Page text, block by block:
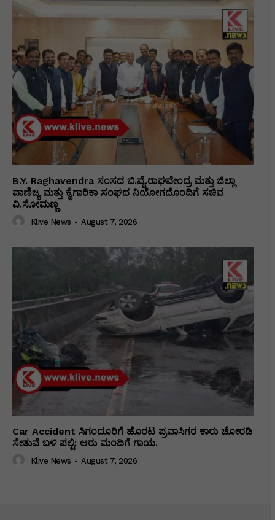
B.Y. Raghavendra ಸಂಸದ ಬಿ.ವೈ.ರಾಘವೇಂದ್ರ ಮತ್ತು ಜಿಲ್ಲಾ
ವಾಣಿಜ್ಯ ಮತ್ತು ಕೈಗಾರಿಕಾ ಸಂಘದ ನಿಯೋಗದೊಂದಿಗೆ ಸಚಿವ
ವಿ‌.ಸೋಮಣ್ಣ
Klive News - August 7, 2026
Car Accident ಸಿಗಂದೂರಿಗೆ ಹೊರಟ ಪ್ರವಾಸಿಗರ ಕಾರು ಚೋರಡಿ
ಸೇತುವೆ ಬಳಿ ಪಲ್ಟಿ: ಆರು ಮಂದಿಗೆ ಗಾಯ.
Klive News - August 7, 2026